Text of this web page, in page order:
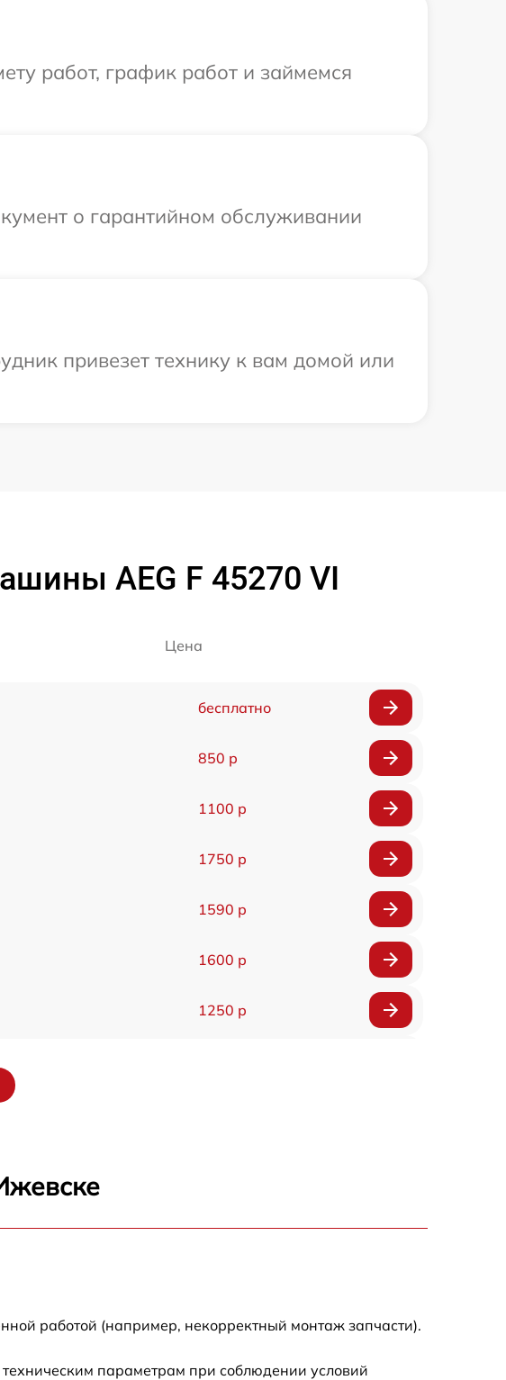
работ, график работ и займемся
о гарантийном обслуживании
привезет технику к вам домой или
AEG F 45270 VI
Цена
бесплатно
850 р
1100 р
1750 р
1590 р
1600 р
1250 р
750 р
работой (например, некорректный монтаж запчасти).
параметрам при соблюдении условий